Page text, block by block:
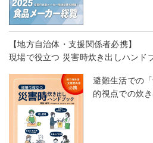
【地方自治体・支援関係者必携】
現場で役立つ 災害時炊き出しハンド
避難生活での
的視点での炊